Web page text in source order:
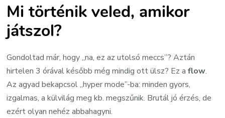
Mi történik veled, amikor
játszol?
Gondoltad már, hogy „na, ez az utolsó meccs”? Aztán
hirtelen 3 órával később még mindig ott ülsz? Ez aflow.
Az agyad bekapcsol „hyper mode”-ba: minden gyors,
izgalmas, a külvilág meg kb. megszűnik. Brutál jó érzés, de
ezért olyan nehéz abbahagyni.